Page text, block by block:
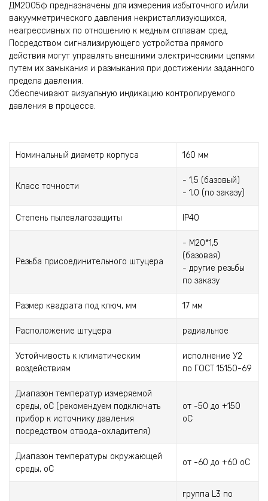
ДМ2005ф предназначены для измерения избыточного и/или
вакуумметрического давления некристаллизующихся,
неагрессивных по отношению к медным сплавам сред.
Посредством сигнализирующего устройства прямого
действия могут управлять внешними электрическими цепями
путем их замыкания и размыкания при достижении заданного
предела давления.
Обеспечивают визуальную индикацию контролируемого
давления в процессе.
Номинальный диаметр корпуса 160 мм
Класс точности
- 1,5 (базовый)
- 1,0 (по заказу)
Степень пылевлагозащиты IP40
Резьба присоединительного штуцера
- М20*1,5
(базовая)
- другие резьбы
по заказу
Размер квадрата под ключ, мм 17 мм
Расположение штуцера радиальное
Устойчивость к климатическим
воздействиям
исполнение У2
по ГОСТ 15150-69
Диапазон температур измеряемой
среды, оС (рекомендуем подключать
прибор к источнику давления
посредством отвода-охладителя)
от -50 до +150
оС
Диапазон температуры окружающей
среды, оС
от -60 до +60 оС
группа L3 по